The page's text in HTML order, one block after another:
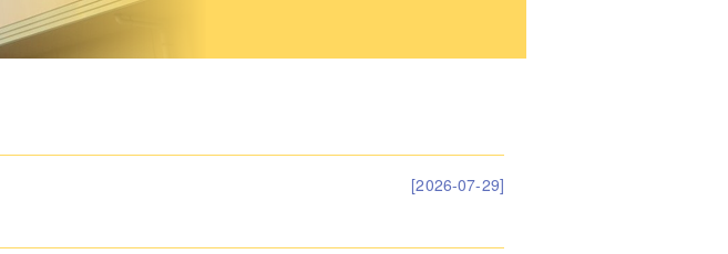
[2026-07-29]